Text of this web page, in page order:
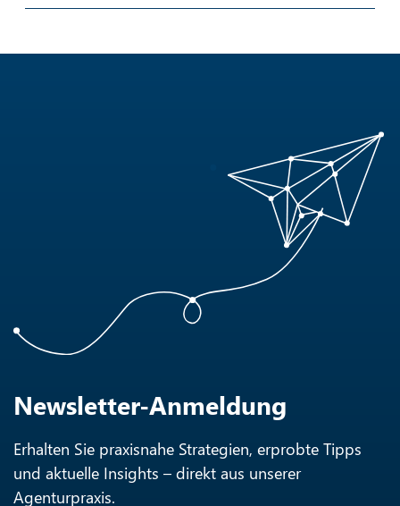
Newsletter-Anmeldung
Erhalten Sie praxisnahe Strategien, erprobte Tipps
und aktuelle Insights – direkt aus unserer
Agenturpraxis.